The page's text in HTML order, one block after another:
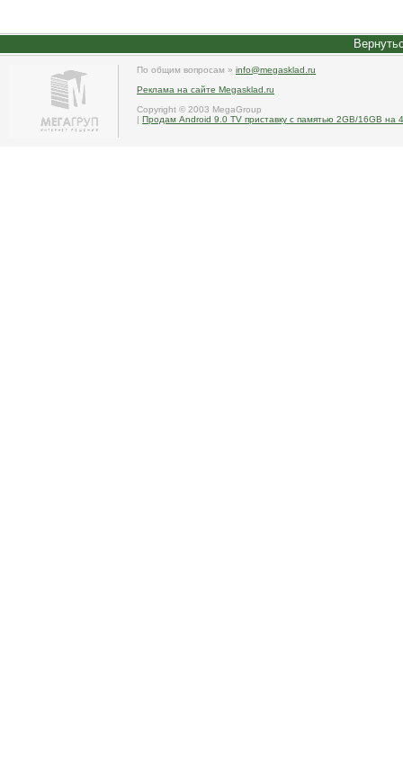
По общим вопросам » info@megasklad.ru
Реклама на сайте Megasklad.ru
Copyright © 2003 MegaGroup
| Продам Android 9.0 TV приставку с памятью 2GB/16GB на